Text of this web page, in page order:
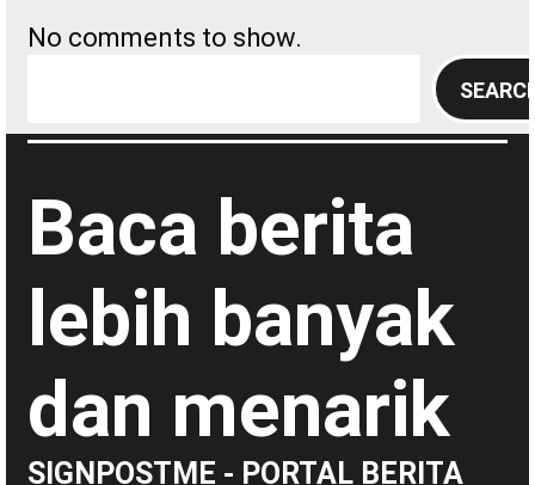
No comments to show.
a
c
Baca berita
lebih banyak
dan menarik
SIGNPOSTME - PORTAL BERITA